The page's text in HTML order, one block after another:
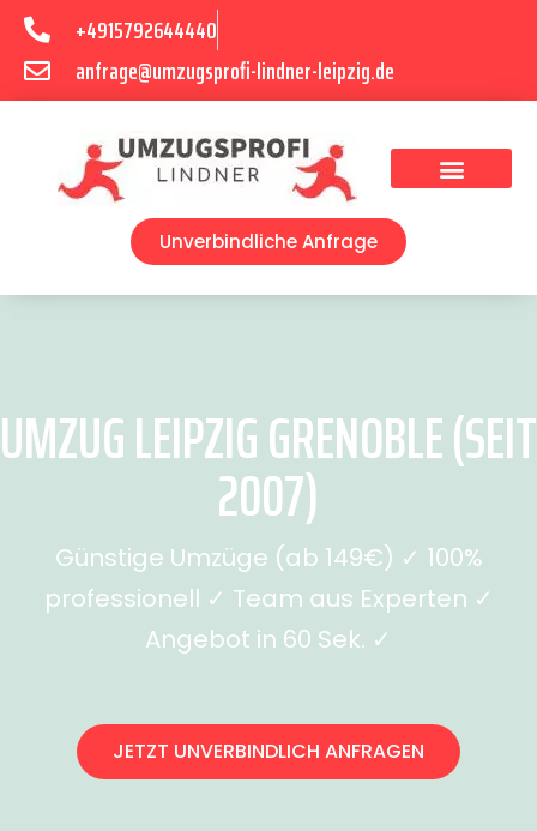
+4915792644440
anfrage@umzugsprofi-lindner-leipzig.de
Unverbindliche Anfrage
UMZUG LEIPZIG GRENOBLE (SEIT
2007)
Günstige Umzüge (ab 149€) ✓ 100%
professionell ✓ Team aus Experten ✓
Angebot in 60 Sek. ✓
JETZT UNVERBINDLICH ANFRAGEN